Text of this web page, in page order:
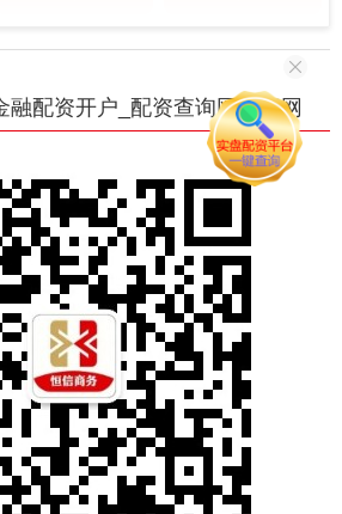
融配资开户_配资查询网站官网